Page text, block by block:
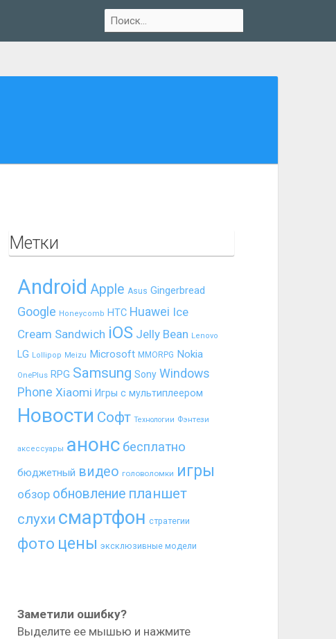
Метки
Android Apple Asus Gingerbread
Google Honeycomb HTC Huawei Ice
Cream Sandwich iOS Jelly Bean Lenovo
LG Lollipop Meizu Microsoft MMORPG Nokia
OnePlus RPG Samsung Sony Windows
Phone Xiaomi Игры с мультиплеером
Новости Софт Технологии Фэнтези
аксессуары анонс бесплатно
бюджетный видео головоломки игры
обзор обновление планшет
слухи смартфон стратегии
фото цены эксклюзивные модели
Заметили ошибку?
Выделите ее мышью и нажмите